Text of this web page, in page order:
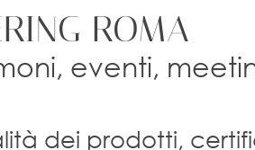
ROMA
eventi,
dei prodotti,